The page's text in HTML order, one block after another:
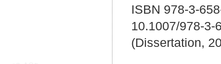
ISBN 978-3-
10.1007/978-3-
(Dissertation,